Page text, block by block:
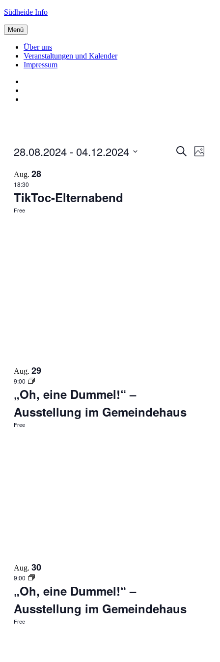
Zum
springen
Südheide Info
Menü
Über uns
Veranstaltungen und Kalender
Impressum
Suche
Photo
28.08.2024 - 04.12.2024
date.
Aug. 28
18:30
TikToc-Elternabend
Free
Aug. 29
9:00
„Oh, eine Dummel!“ –
Ausstellung im Gemeindehaus
Free
Aug. 30
9:00
„Oh, eine Dummel!“ –
Ausstellung im Gemeindehaus
Free